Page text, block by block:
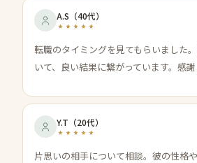
A.S （40代）
転職のタイミングを見てもらいました
いて、良い結果に繋がっています。感謝
Y.T （20代）
片思いの相手について相談。彼の性格